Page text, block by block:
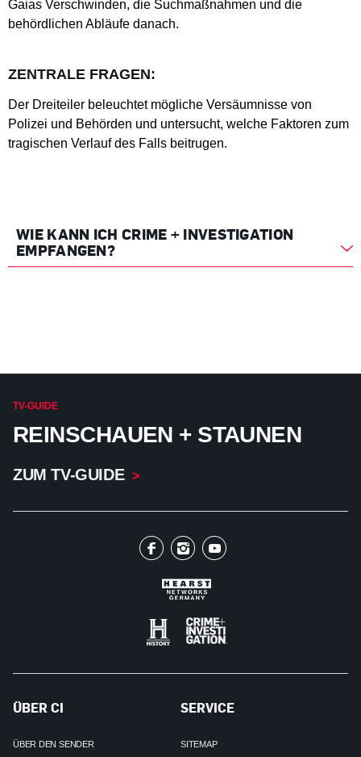
Gaias Verschwinden, die Suchmaßnahmen und die
behördlichen Abläufe danach.
ZENTRALE FRAGEN:
Der Dreiteiler beleuchtet mögliche Versäumnisse von
Polizei und Behörden und untersucht, welche Faktoren zum
tragischen Verlauf des Falls beitrugen.
WIE KANN ICH CRIME + INVESTIGATION
EMPFANGEN?
TV-GUIDE
REINSCHAUEN + STAUNEN
ZUM TV-GUIDE
ÜBER CI
ÜBER DEN SENDER
SERVICE
SITEMAP